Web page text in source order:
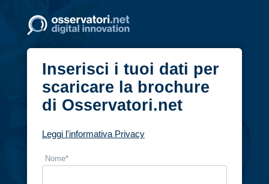
Inserisci i tuoi dati per
scaricare la brochure
di Osservatori.net
Leggi l'informativa Privacy
Nome*